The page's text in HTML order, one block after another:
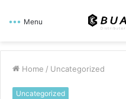
Menu
Home / Uncategorized
Uncategorized